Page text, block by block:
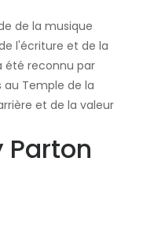
de la musique
l'écriture et de la
été reconnu par
Temple de la
et de la valeur
Parton